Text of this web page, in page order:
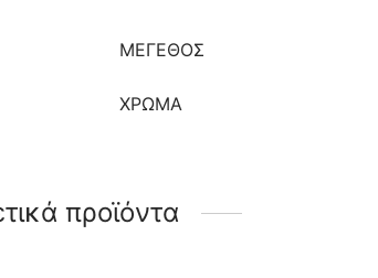
ΜΈΓΕΘΟΣ
ΧΡΩΜΑ
προϊόντα